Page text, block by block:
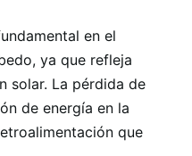
en el
ya que refleja
solar. La pérdida de
de energía en la
que